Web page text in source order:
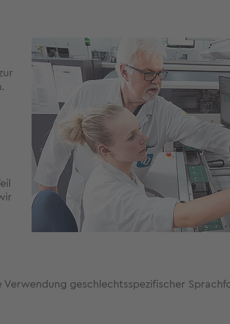
geschlechtsspezifischer